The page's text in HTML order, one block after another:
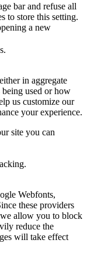
bar and refuse all
to store this setting.
a new
in aggregate
used or how
us customize our
your experience.
site you can
Webfonts,
these providers
allow you to block
reduce the
will take effect